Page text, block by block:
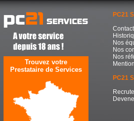
Trouvez votre
Prestataire de Services
PC21
Nos
Nos
Nos
PC21